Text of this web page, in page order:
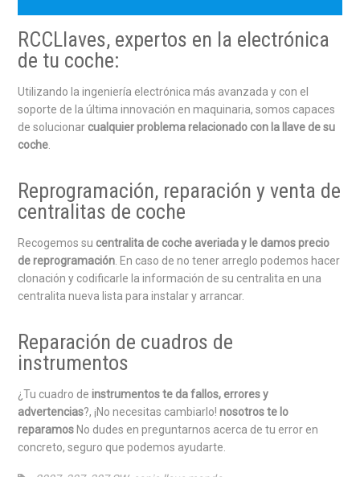
RCCLlaves, expertos en la electrónica
de tu coche:
Utilizando la ingeniería electrónica más avanzada y con el
soporte de la última innovación en maquinaria, somos capaces
de solucionar cualquier problema relacionado con la llave de su
coche
Reprogramación, reparación y venta de
centralitas de coche
Recogemos su centralita de coche averiada y le damos precio
de reprogramación . En caso de no tener arreglo podemos hacer
clonación y codificarle la información de su centralita en una
centralita nueva lista para instalar y arrancar.
Reparación de cuadros de
instrumentos
¿Tu cuadro deinstrumentos te da fallos, errores y
advertencias?, ¡No necesitas cambiarlo!nosotros te lo
reparamos No dudes en preguntarnos acerca de tu error en
concreto, seguro que podemos ayudarte.